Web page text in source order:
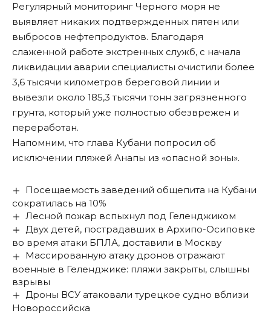
Регулярный мониторинг Черного моря не
выявляет никаких подтвержденных пятен или
выбросов нефтепродуктов. Благодаря
слаженной работе экстренных служб, с начала
ликвидации аварии специалисты очистили более
3,6 тысячи километров береговой линии и
вывезли около 185,3 тысячи тонн загрязненного
грунта, который уже полностью обезврежен и
переработан.
Напомним, что глава Кубани попросил об
исключении пляжей Анапы из «опасной зоны».
Посещаемость заведений общепита на Кубани
сократилась на 10%
Лесной пожар вспыхнул под Геленджиком
Двух детей, пострадавших в Архипо-Осиповке
во время атаки БПЛА, доставили в Москву
Массированную атаку дронов отражают
военные в Геленджике: пляжи закрыты, слышны
взрывы
Дроны ВСУ атаковали турецкое судно вблизи
Новороссийска